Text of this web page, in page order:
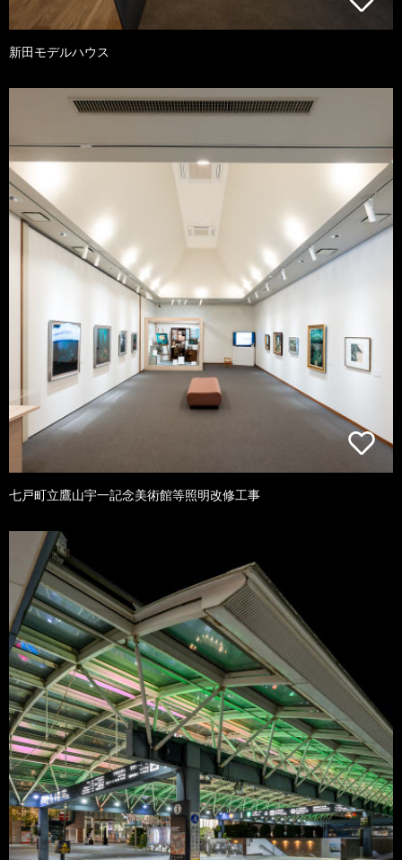
新田モデルハウス
七戸町立鷹山宇一記念美術館等照明改修工事